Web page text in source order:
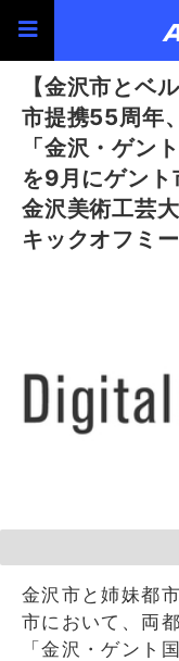
【金沢市とベ
市提携55周年
「金沢・ゲン
を9月にゲント
金沢美術工芸
キックオフミ
金沢市と姉妹都
市において、両
「金沢・ゲント